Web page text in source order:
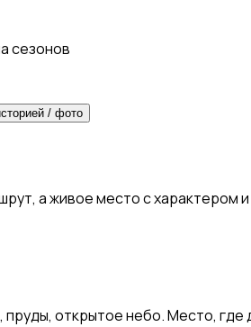
сезонов
/ фото
а живое место с характером
открытое небо. Место, где